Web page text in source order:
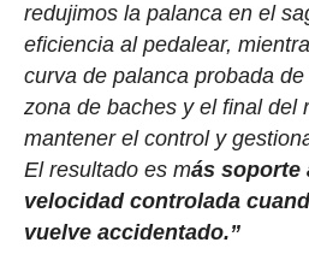
redujimos la palanca en el
eficiencia al pedalear,
curva de palanca probada
zona de baches y el final del
mantener el control y
El resultado es más soporte
velocidad controlada
vuelve accidentado.”